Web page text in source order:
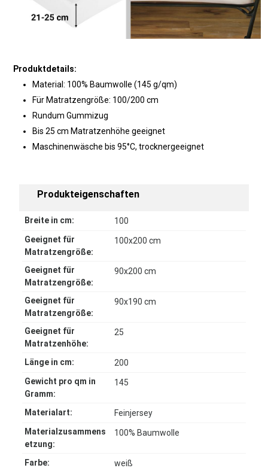
Produktdetails:
Material: 100% Baumwolle (145 g/qm)
Für Matratzengröße: 100/200 cm
Rundum Gummizug
Bis 25 cm Matratzenhöhe geeignet
Maschinenwäsche bis 95°C, trocknergeeignet
Produkteigenschaften
Breite in cm:
100
Geeignet für
Matratzengröße:
100x200 cm
Geeignet für
Matratzengröße:
90x200 cm
Geeignet für
Matratzengröße:
90x190 cm
Geeignet für
Matratzenhöhe:
25
Länge in cm:
200
Gewicht pro qm in
Gramm:
145
Materialart:
Feinjersey
Materialzusammens
etzung:
100% Baumwolle
Farbe:
weiß